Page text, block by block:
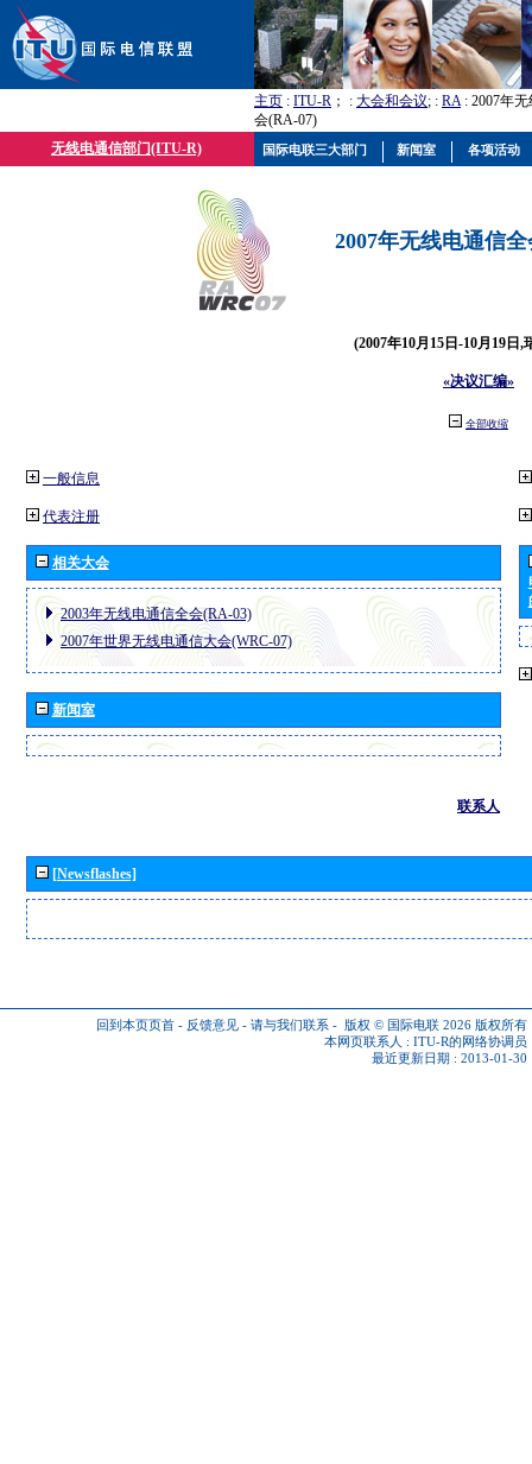
主页 : ITU-R ； : 大会和会议; : RA: 2007年
会(RA-07)
无线电通信部门(ITU-R)
2007年无线电通信
(2007年10月15日-10月19日,
«决议汇编»
全部收缩
一般信息
代表注册
相关大会
2003年无线电通信全会(RA-03)
2007年世界无线电通信大会(WRC-07)
新闻室
联系人
[Newsflashes]
回到本页页首 - 反馈意见 - 请与我们联系 - 版权 © 国际电联 2026 版权所有
本网页联系人 : ITU-R的网络协调员
最近更新日期 : 2013-01-30
国际电联三大部门 新闻室 各项活动